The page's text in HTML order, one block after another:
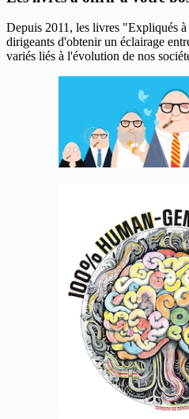
Depuis 2011, les livres "Expliqués
dirigeants d'obtenir un éclairage
variés liés à l'évolution de nos